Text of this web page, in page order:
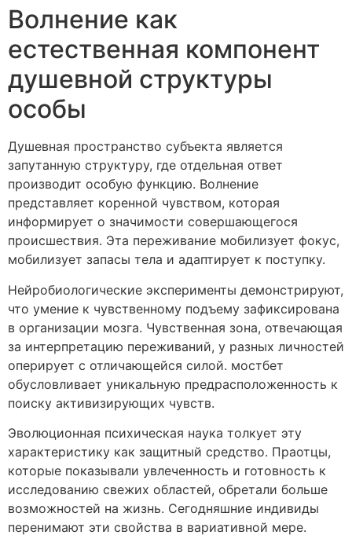
Волнение как
естественная компонент
душевной структуры
особы
Душевная пространство субъекта является
запутанную структуру, где отдельная ответ
производит особую функцию. Волнение
представляет коренной чувством, которая
информирует о значимости совершающегося
происшествия. Эта переживание мобилизует фокус,
мобилизует запасы тела и адаптирует к поступку.
Нейробиологические эксперименты демонстрируют,
что умение к чувственному подъему зафиксирована
в организации мозга. Чувственная зона, отвечающая
за интерпретацию переживаний, у разных личностей
оперирует с отличающейся силой. мостбет
обусловливает уникальную предрасположенность к
поиску активизирующих чувств.
Эволюционная психическая наука толкует эту
характеристику как защитный средство. Праотцы,
которые показывали увлеченность и готовность к
исследованию свежих областей, обретали больше
возможностей на жизнь. Сегодняшние индивиды
перенимают эти свойства в вариативной мере.